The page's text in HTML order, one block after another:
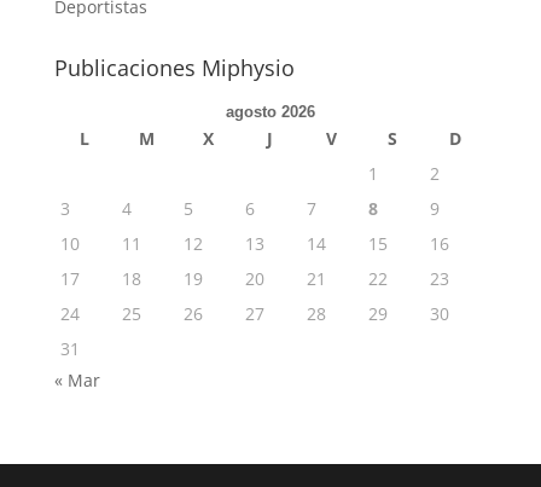
Deportistas
Publicaciones Miphysio
agosto 2026
L M X J V S
D
1
2
3
4 5 6 7 8
9
10
11 12 13 14 15
16
17
18 19 20 21 22
23
24
25 26 27 28 29
30
31
« Mar